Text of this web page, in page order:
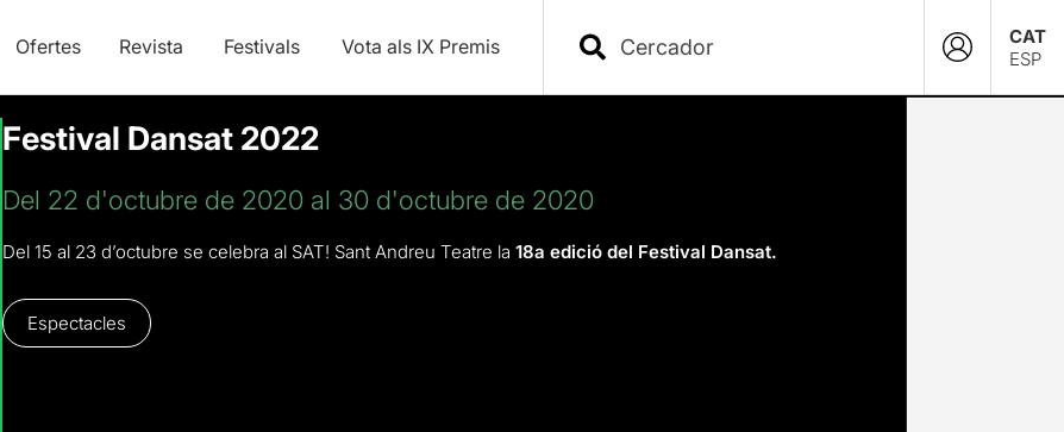
Ofertes Revista Festivals Vota als IX Premis
CAT
ESP
Festival Dansat 2022
Del 22 d'octubre de 2020 al 30 d'octubre de 2020
Del 15 al 23 d’octubre se celebra al SAT! Sant Andreu Teatre la 18a edició del Festival Dansat.
Espectacles